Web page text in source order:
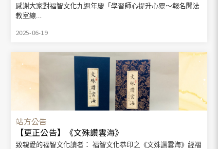
感謝大家對福智文化九週年慶「學習師心提升心靈～報名聞法
教室線...
2025-06-19
站方公告
【更正公告】《文殊讚雲海》
致親愛的福智文化讀者： 福智文化恭印之《文殊讚雲海》經褶